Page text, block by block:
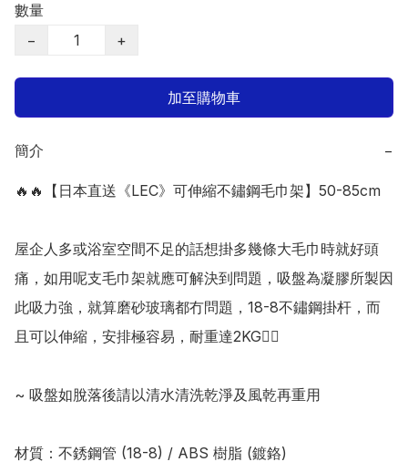
數量
−
+
加至購物車
簡介 −
🔥🔥【日本直送《LEC》可伸縮不鏽鋼毛巾架】50-85cm
屋企人多或浴室空間不足的話想掛多幾條大毛巾時就好頭
痛，如用呢支毛巾架就應可解決到問題，吸盤為凝膠所製因
此吸力強，就算磨砂玻璃都冇問題，18-8不鏽鋼掛杆，而
且可以伸縮，安排極容易，耐重達2KG👍🏻
~ 吸盤如脫落後請以清水清洗乾淨及風乾再重用
材質：不銹鋼管 (18-8) / ABS 樹脂 (鍍鉻)